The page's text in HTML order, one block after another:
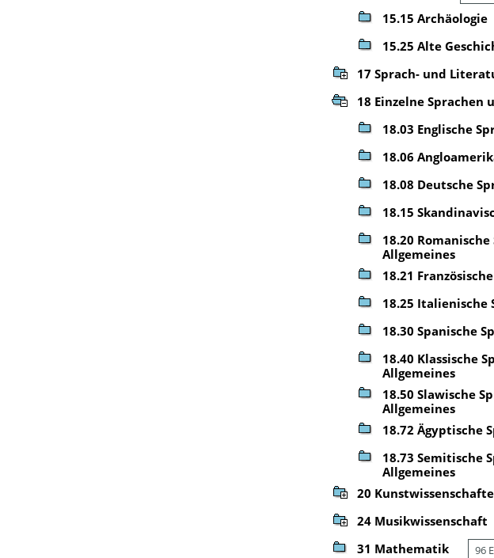
15.15 Archäologie
15.25 Alte
17 Sprach- und
18 Einzelne Sprachen
18.03 Englische
18.06
18.08 Deutsche
18.15
18.20
Allgemeines
18.21
18.25
18.30 Spanische
18.40 Klassische
Allgemeines
18.50 Slawische
Allgemeines
18.72 Ägyptische
18.73 Semitische
Allgemeines
20
24 Musikwissenschaft
31 Mathematik 96